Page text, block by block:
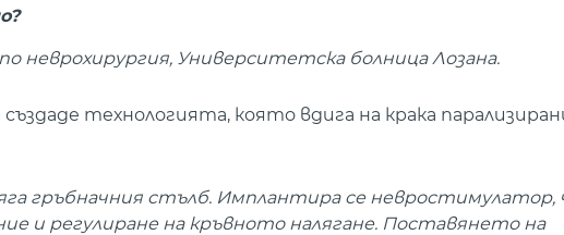
неврохирургия, Университетска болница Лозана.
технологията, която вдига на крака
гръбначния стълб. Имплантира се невростимулатор,
и регулиране на кръвното налягане. Поставянето на